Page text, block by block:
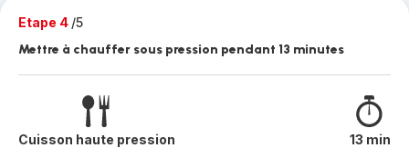
Etape 4 /5
Mettre à chauffer sous pression pendant 13 minutes
Cuisson haute pression 13 min